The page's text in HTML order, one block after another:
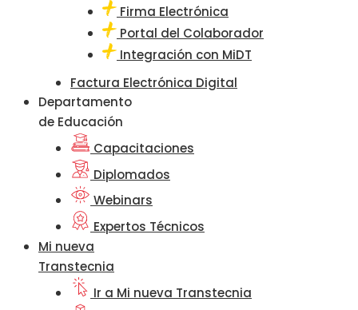
Firma Electrónica
Portal del Colaborador
Integración con MiDT
Factura Electrónica Digital
Departamento
de Educación
Capacitaciones
Diplomados
Webinars
Expertos Técnicos
Mi nueva
Transtecnia
Ir a Mi nueva Transtecnia